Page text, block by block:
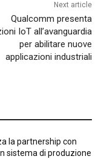
Next article
Qualcomm presenta
IoT all’avanguardia
per abilitare nuove
applicazioni industriali
la partnership con
sistema di produzione